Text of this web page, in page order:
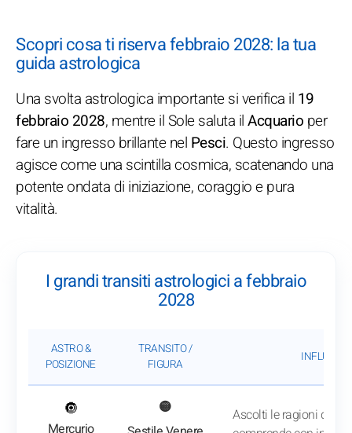
Scopri cosa ti riserva febbraio 2028: la tua
guida astrologica
Una svolta astrologica importante si verifica il 19
febbraio 2028, mentre il Sole saluta ilAcquario per
fare un ingresso brillante nel Pesci. Questo ingresso
agisce come una scintilla cosmica, scatenando una
potente ondata di iniziazione, coraggio e pura
vitalità.
I grandi transiti astrologici a febbraio
2028
ASTRO &
POSIZIONE
TRANSITO /
FIGURA
🔘
Mercurio
: Vedi l'analisi del transito
🟡
Ascolti le ragioni del